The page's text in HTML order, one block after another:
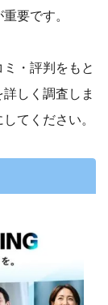
要です。
・評判をもと
しく調査しま
てください。